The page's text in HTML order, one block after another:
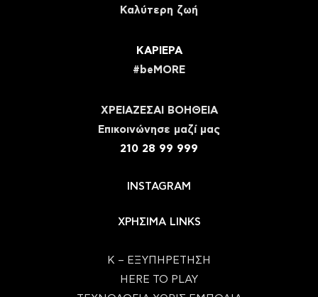
Καλύτερη ζωή
ΚΑΡΙΕΡΑ
#beMORE
ΧΡΕΙΑΖΕΣΑΙ ΒΟΗΘΕΙΑ
Eπικοινώνησε μαζί μας
210 28 99 999
INSTAGRAM
ΧΡΗΣΙΜΑ LINKS
Κ – ΕΞΥΠΗΡΕΤΗΣΗ
HERE TO PLAY